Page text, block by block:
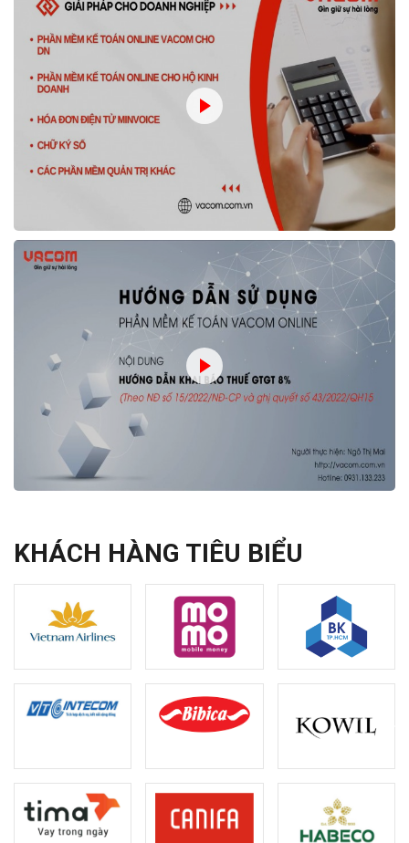
KHÁCH HÀNG TIÊU BIỂU